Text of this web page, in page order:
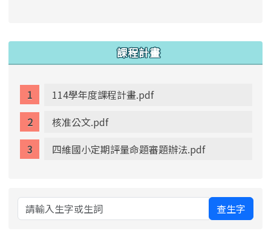
課程計畫
114學年度課程計畫.pdf
核准公文.pdf
四維國小定期評量命題審題辦法.pdf
查生字